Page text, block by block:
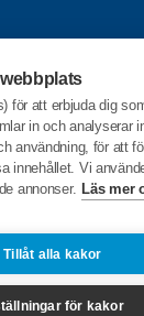
för att erbjuda dig
in och analyserar
användning, för att
innehållet. Vi
annonser. Läs mer
Tillåt alla kakor
för kakor